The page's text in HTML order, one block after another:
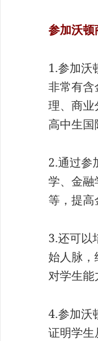
参加沃顿
1.参加沃
非常有
理、商
高中生国
2.通过参
学、金
等，提高
3.还可以
始人脉
对学生能
4.参加沃
证明学